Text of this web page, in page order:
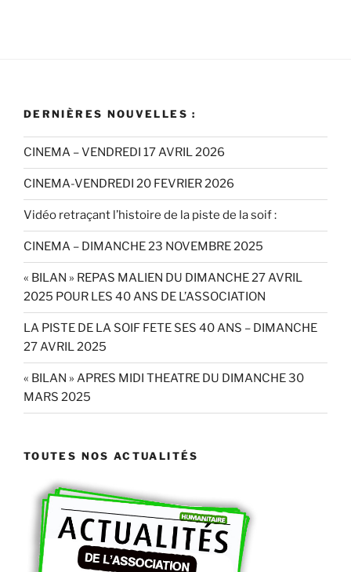
DERNIÈRES NOUVELLES :
CINEMA – VENDREDI 17 AVRIL 2026
CINEMA-VENDREDI 20 FEVRIER 2026
Vidéo retraçant l’histoire de la piste de la soif :
CINEMA – DIMANCHE 23 NOVEMBRE 2025
« BILAN » REPAS MALIEN DU DIMANCHE 27 AVRIL
2025 POUR LES 40 ANS DE L’ASSOCIATION
LA PISTE DE LA SOIF FETE SES 40 ANS – DIMANCHE
27 AVRIL 2025
« BILAN » APRES MIDI THEATRE DU DIMANCHE 30
MARS 2025
TOUTES NOS ACTUALITÉS